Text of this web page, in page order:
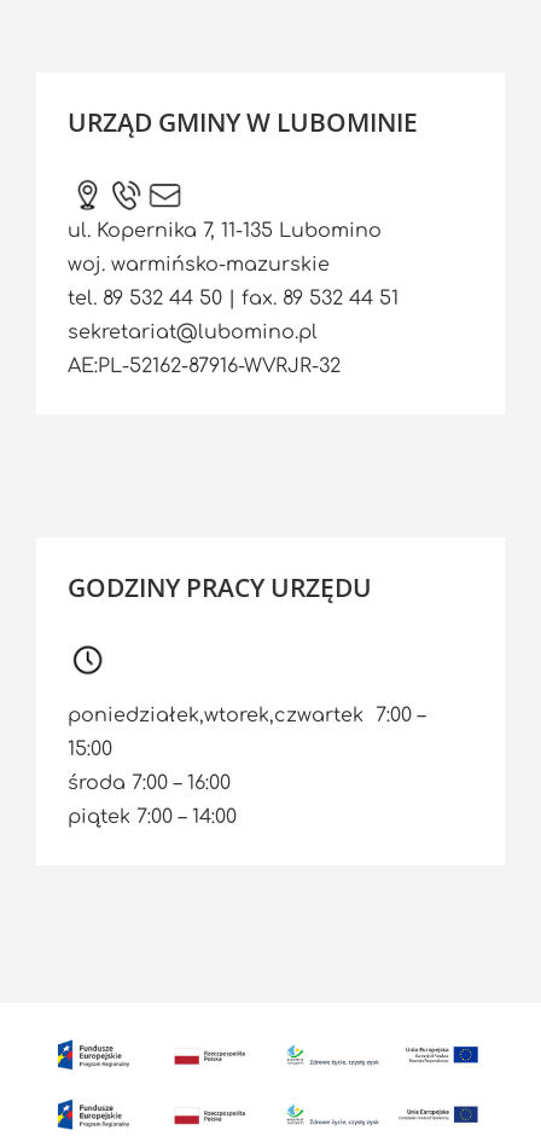
URZĄD GMINY W LUBOMINIE
ul. Kopernika 7, 11-135 Lubomino
woj. warmińsko-mazurskie
tel. 89 532 44 50 | fax. 89 532 44 51
sekretariat@lubomino.pl
AE:PL-52162-87916-WVRJR-32
GODZINY PRACY URZĘDU
poniedziałek,wtorek,czwartek 7:00 –
15:00
środa 7:00 – 16:00
piątek 7:00 – 14:00